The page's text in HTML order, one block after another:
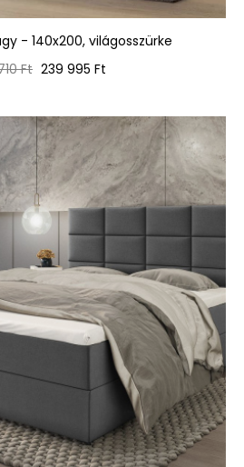
- 140x200, világosszürke
Ft Ár
239 995 Ft